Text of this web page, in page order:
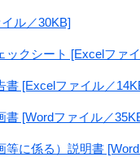
ル／30KB]
ックシート [Excelファ
書 [Excelファイル／
書 [Wordファイル／
等に係る）説明書